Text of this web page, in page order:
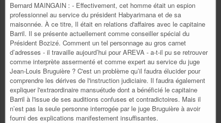
Bernard MAINGAIN : - Effectivement, cet homme était un espion
professionnel au service du président Habyarimana et de sa
maisonnée. À ce titre, Il était en relations d'affaires avec le capitaine
Barril. Il se présente actuellement comme conseiller spécial du
Président Bozizé. Comment un tel personnage au gros carnet
d’adresses - il travaille aujourd’hui pour AREVA - a-t-il pu se retrouver
comme interprète assermenté et comme expert au service du juge
Jean-Louis Bruguière ? C'est un problème qu’il faudra élucider pour
comprendre les dérives de l'instruction judiciaire. Il faudra également
expliquer l'extraordinaire mansuétude dont a bénéficié le capitaine
Barril à l'issue de ses auditions confuses et contradictoires. Mais il
n’est pas la seule personne interrogée par le juge Bruguière à avoir
fourni des explications manifestement insuffisantes.